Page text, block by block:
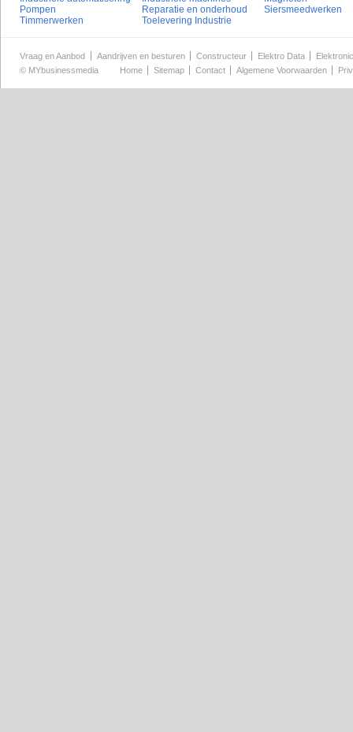
Pompen
Reparatie en onderhoud
Siersmeedwerken
Timmerwerken
Toelevering Industrie
Vraag en Aanbod Aandrijven en besturen Constructeur Elektro Data
© MYbusinessmedia Home Sitemap Contact Algemene Voorwaarden